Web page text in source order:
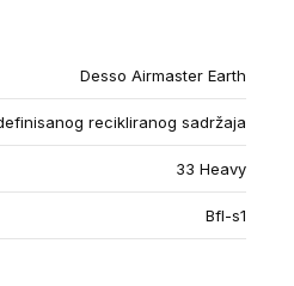
Desso Airmaster Earth
recikliranog sadržaja
33 Heavy
Bfl-s1